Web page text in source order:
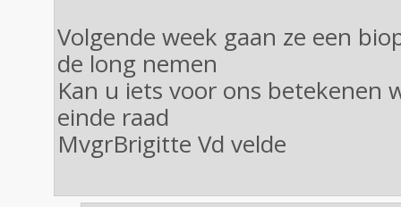
Volgende week gaan ze een
de long nemen
Kan u iets voor ons betekenen
einde raad
MvgrBrigitte Vd velde